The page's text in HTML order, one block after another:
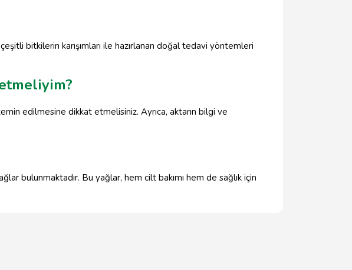
bitkilerin karışımları ile hazırlanan doğal tedavi yöntemleri
edilmesine dikkat etmelisiniz. Ayrıca, aktarın bilgi ve
bulunmaktadır. Bu yağlar, hem cilt bakımı hem de sağlık için